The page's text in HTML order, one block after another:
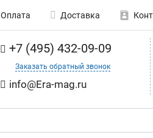
Оплата Доставка
+7 (495) 432-09-09
Заказать обратный звонок
info@Era-mag.ru